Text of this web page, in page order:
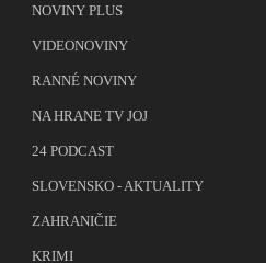
NOVINY PLUS
VIDEONOVINY
RANNÉ NOVINY
NA HRANE TV JOJ
24 PODCAST
SLOVENSKO - AKTUALITY
ZAHRANIČIE
KRIMI